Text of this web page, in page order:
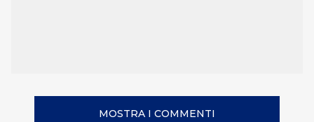
MOSTRA I COMMENTI